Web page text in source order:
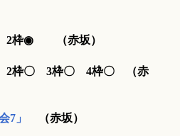
2枠◉ （赤坂）
2枠〇 3枠〇 4枠〇 （赤
7」 （赤坂）